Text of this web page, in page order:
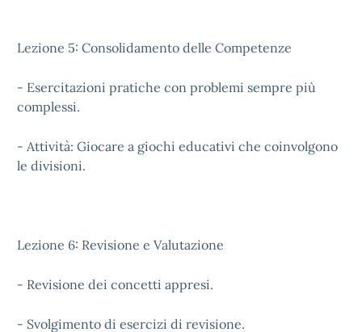
Lezione 5: Consolidamento delle Competenze
- Esercitazioni pratiche con problemi sempre più
complessi.
- Attività: Giocare a giochi educativi che coinvolgono
le divisioni.
Lezione 6: Revisione e Valutazione
- Revisione dei concetti appresi.
- Svolgimento di esercizi di revisione.